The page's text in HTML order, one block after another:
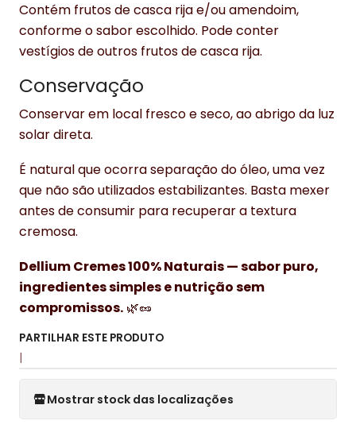
Contém frutos de casca rija e/ou amendoim,
conforme o sabor escolhido. Pode conter
vestígios de outros frutos de casca rija.
Conservação
Conservar em local fresco e seco, ao abrigo da luz
solar direta.
É natural que ocorra separação do óleo, uma vez
que não são utilizados estabilizantes. Basta mexer
antes de consumir para recuperar a textura
cremosa.
Dellium Cremes 100% Naturais — sabor puro,
ingredientes simples e nutrição sem
compromissos. 🌿🥜
PARTILHAR ESTE PRODUTO
|
Mostrar stock das localizações